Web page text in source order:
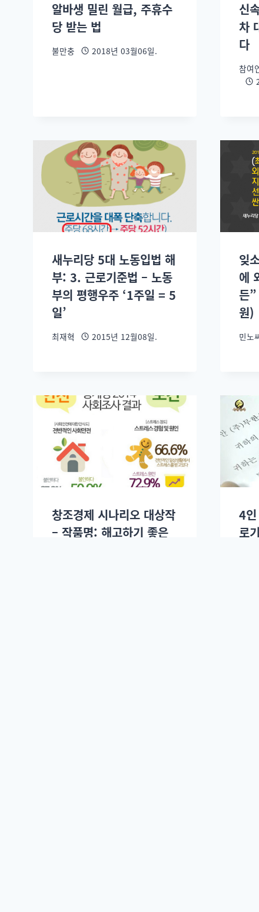
알바생 밀린 월급, 주휴수
당 받는 법
불만충 2018년 03월06일.
신
차
다
참여
새누리당 5대 노동입법 해
부: 3. 근로기준법 – 노동
부의 평행우주 ‘1주일 = 5
일’
최재혁 2015년 12월08일.
잊
에
든
원)
민노
창조경제 시나리오 대상작
– 작품명: 해고하기 좋은
4
로